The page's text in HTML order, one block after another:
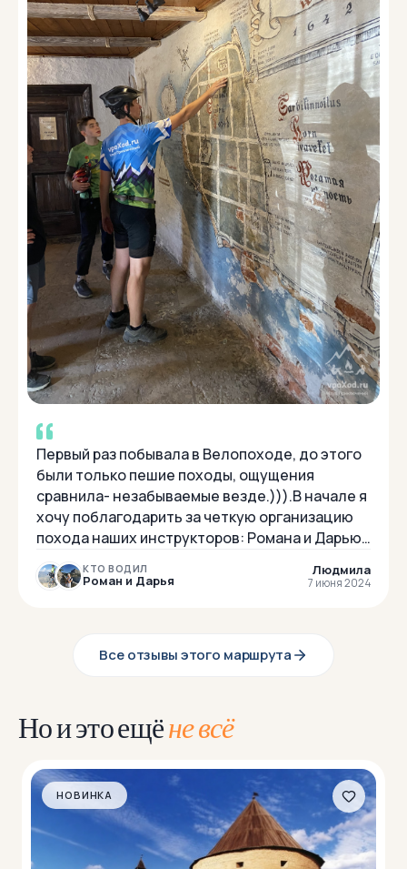
Первый раз побывала в Велопоходе, до этого
были только пешие походы, ощущения
сравнила- незабываемые везде.))).В начале я
хочу поблагодарить за четкую организацию
похода наших инструкторов: Романа и Дарью.
КТО ВОДИЛ
Роман и Дарья
Людмила
7 июня 2024
Все отзывы этого маршрута
Но и это ещёне всё
НОВИНКА